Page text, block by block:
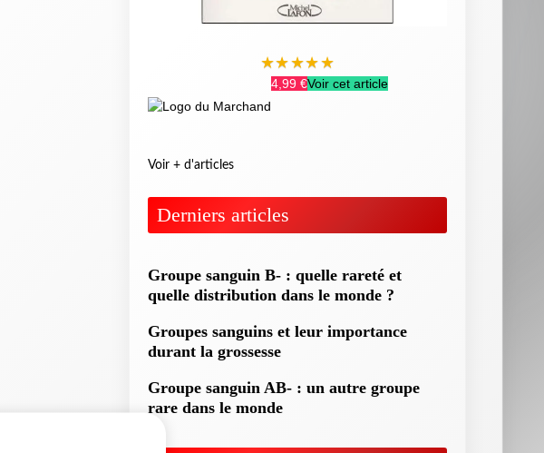
★★★★★
4,99 €Voir cet article
Voir + d'articles
Derniers articles
Groupe sanguin B- : quelle rareté et
quelle distribution dans le monde ?
Groupes sanguins et leur importance
durant la grossesse
Groupe sanguin AB- : un autre groupe
rare dans le monde